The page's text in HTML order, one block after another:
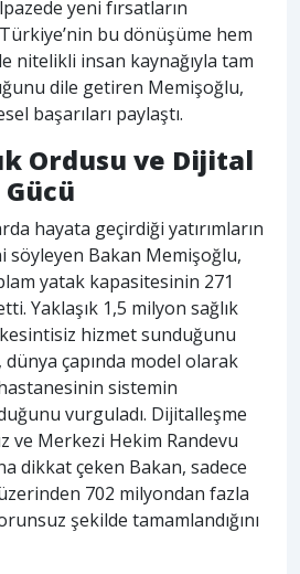
yeni fırsatların
bu dönüşüme hem
nitelikli insan kaynağıyla tam
dile getiren Memişoğlu,
başarıları paylaştı.
Ordusu ve Dijital
hayata geçirdiği yatırımların
söyleyen Bakan Memişoğlu,
yatak kapasitesinin 271
Yaklaşık 1,5 milyon sağlık
kesintisiz hizmet sunduğunu
çapında model olarak
sistemin
vurguladı. Dijitalleşme
ve Merkezi Hekim Randevu
dikkat çeken Bakan, sadece
702 milyondan fazla
şekilde tamamlandığını